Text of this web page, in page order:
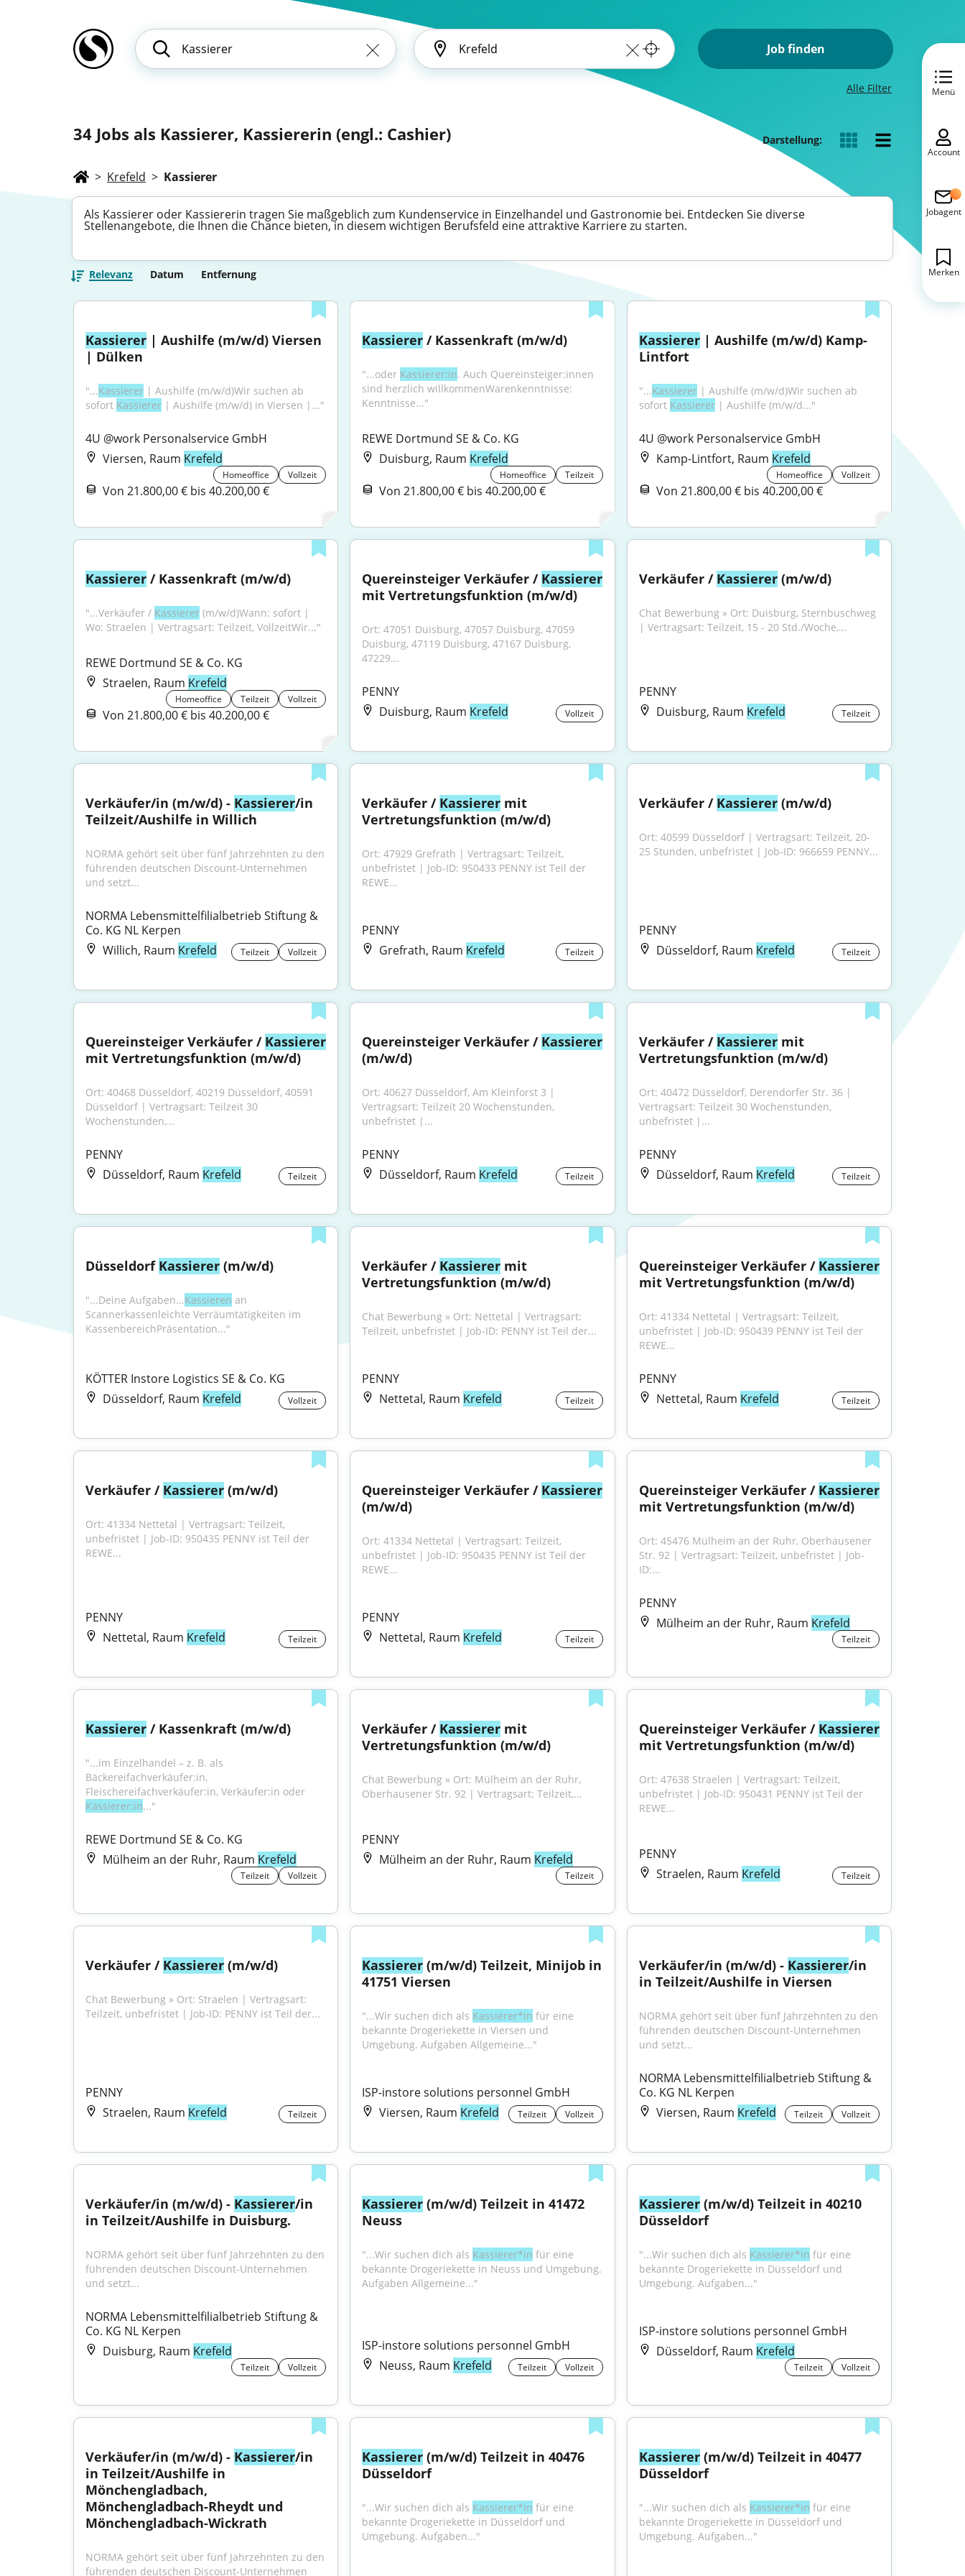
Job finden
Alle Filter
34 Jobs als Kassierer, Kassiererin (engl.: Cashier) Darstellung:
> Krefeld > Kassierer
Als Kassierer oder Kassiererin tragen Sie maßgeblich zum Kundenservice in Einzelhandel und Gastronomie bei. Entdecken Sie diverse
Stellenangebote, die Ihnen die Chance bieten, in diesem wichtigen Berufsfeld eine attraktive Karriere zu starten.
Relevanz Datum Entfernung
Kassierer | Aushilfe (m/w/d) Viersen
| Dülken
"...Kassierer | Aushilfe (m/w/d)Wir suchen ab
sofort Kassierer | Aushilfe (m/w/d) in Viersen |..."
4U @work Personalservice GmbH
Viersen, Raum Krefeld
Homeoffice Vollzeit
Von 21.800,00 € bis 40.200,00 €
Kassierer / Kassenkraft (m/w/d)
"...oder Kassierer:in. Auch Quereinsteiger:innen
sind herzlich willkommenWarenkenntnisse:
Kenntnisse..."
REWE Dortmund SE & Co. KG
Duisburg, Raum Krefeld
Homeoffice Teilzeit
Von 21.800,00 € bis 40.200,00 €
Kassierer | Aushilfe (m/w/d) Kamp-
Lintfort
"...Kassierer | Aushilfe (m/w/d)Wir suchen ab
sofort Kassierer | Aushilfe (m/w/d..."
4U @work Personalservice GmbH
Kamp-Lintfort, Raum Krefeld
Homeoffice Vollzeit
Von 21.800,00 € bis 40.200,00 €
Kassierer / Kassenkraft (m/w/d)
"...Verkäufer / Kassierer (m/w/d)Wann: sofort |
Wo: Straelen | Vertragsart: Teilzeit, VollzeitWir..."
REWE Dortmund SE & Co. KG
Straelen, Raum Krefeld
Homeoffice Teilzeit Vollzeit
Von 21.800,00 € bis 40.200,00 €
Quereinsteiger Verkäufer / Kassierer
mit Vertretungsfunktion (m/w/d)
Ort: 47051 Duisburg, 47057 Duisburg, 47059
Duisburg, 47119 Duisburg, 47167 Duisburg,
47229...
PENNY
Duisburg, Raum Krefeld Vollzeit
Verkäufer / Kassierer (m/w/d)
Chat Bewerbung » Ort: Duisburg, Sternbuschweg
| Vertragsart: Teilzeit, 15 - 20 Std./Woche,...
PENNY
Duisburg, Raum Krefeld Teilzeit
Verkäufer/in (m/w/d) - Kassierer/in
Teilzeit/Aushilfe in Willich
NORMA gehört seit über fünf Jahrzehnten zu den
führenden deutschen Discount-Unternehmen
und setzt...
NORMA Lebensmittelfilialbetrieb Stiftung &
Co. KG NL Kerpen
Willich, Raum Krefeld Teilzeit Vollzeit
Verkäufer / Kassierer mit
Vertretungsfunktion (m/w/d)
Ort: 47929 Grefrath | Vertragsart: Teilzeit,
unbefristet | Job-ID: 950433 PENNY ist Teil der
REWE...
PENNY
Grefrath, Raum Krefeld Teilzeit
Verkäufer / Kassierer (m/w/d)
Ort: 40599 Düsseldorf | Vertragsart: Teilzeit, 20-
25 Stunden, unbefristet | Job-ID: 966659 PENNY...
PENNY
Düsseldorf, Raum Krefeld Teilzeit
Quereinsteiger Verkäufer / Kassierer
mit Vertretungsfunktion (m/w/d)
Ort: 40468 Düsseldorf, 40219 Düsseldorf, 40591
Düsseldorf | Vertragsart: Teilzeit 30
Wochenstunden,...
PENNY
Düsseldorf, Raum Krefeld Teilzeit
Quereinsteiger Verkäufer / Kassierer
(m/w/d)
Ort: 40627 Düsseldorf, Am Kleinforst 3 |
Vertragsart: Teilzeit 20 Wochenstunden,
unbefristet |...
PENNY
Düsseldorf, Raum Krefeld Teilzeit
Verkäufer / Kassierer mit
Vertretungsfunktion (m/w/d)
Ort: 40472 Düsseldorf, Derendorfer Str. 36 |
Vertragsart: Teilzeit 30 Wochenstunden,
unbefristet |...
PENNY
Düsseldorf, Raum Krefeld Teilzeit
Düsseldorf Kassierer (m/w/d)
"...Deine Aufgaben...Kassieren an
Scannerkassenleichte Verräumtätigkeiten im
KassenbereichPräsentation..."
KÖTTER Instore Logistics SE & Co. KG
Düsseldorf, Raum Krefeld Vollzeit
Verkäufer / Kassierer mit
Vertretungsfunktion (m/w/d)
Chat Bewerbung » Ort: Nettetal | Vertragsart:
Teilzeit, unbefristet | Job-ID: PENNY ist Teil der...
PENNY
Nettetal, Raum Krefeld Teilzeit
Quereinsteiger Verkäufer / Kassierer
mit Vertretungsfunktion (m/w/d)
Ort: 41334 Nettetal | Vertragsart: Teilzeit,
unbefristet | Job-ID: 950439 PENNY ist Teil der
REWE...
PENNY
Nettetal, Raum Krefeld Teilzeit
Verkäufer / Kassierer (m/w/d)
Ort: 41334 Nettetal | Vertragsart: Teilzeit,
unbefristet | Job-ID: 950435 PENNY ist Teil der
REWE...
PENNY
Nettetal, Raum Krefeld Teilzeit
Quereinsteiger Verkäufer / Kassierer
(m/w/d)
Ort: 41334 Nettetal | Vertragsart: Teilzeit,
unbefristet | Job-ID: 950435 PENNY ist Teil der
REWE...
PENNY
Nettetal, Raum Krefeld Teilzeit
Quereinsteiger Verkäufer / Kassierer
mit Vertretungsfunktion (m/w/d)
Ort: 45476 Mülheim an der Ruhr, Oberhausener
Str. 92 | Vertragsart: Teilzeit, unbefristet | Job-
ID:...
PENNY
Mülheim an der Ruhr, Raum Krefeld
Teilzeit
Kassierer / Kassenkraft (m/w/d)
"...im Einzelhandel – z. B. als
Bäckereifachverkäufer:in,
Kassierer:in..."
REWE Dortmund SE & Co. KG
Mülheim an der Ruhr, Raum Krefeld
Teilzeit Vollzeit
Verkäufer / Kassierer mit
Vertretungsfunktion (m/w/d)
Chat Bewerbung » Ort: Mülheim an der Ruhr,
Oberhausener Str. 92 | Vertragsart: Teilzeit,...
PENNY
Mülheim an der Ruhr, Raum Krefeld
Teilzeit
Quereinsteiger Verkäufer / Kassierer
mit Vertretungsfunktion (m/w/d)
Ort: 47638 Straelen | Vertragsart: Teilzeit,
unbefristet | Job-ID: 950431 PENNY ist Teil der
REWE...
PENNY
Straelen, Raum Krefeld Teilzeit
Verkäufer / Kassierer (m/w/d)
Chat Bewerbung » Ort: Straelen | Vertragsart:
Teilzeit, unbefristet | Job-ID: PENNY ist Teil der...
PENNY
Straelen, Raum Krefeld Teilzeit
Kassierer (m/w/d) Teilzeit, Minijob in
41751 Viersen
"...Wir suchen dich als Kassierer*in für eine
bekannte Drogeriekette in Viersen und
Umgebung. Aufgaben Allgemeine..."
ISP-instore solutions personnel GmbH
Viersen, Raum Krefeld Teilzeit Vollzeit
Verkäufer/in (m/w/d) - Kassierer/in
in Teilzeit/Aushilfe in Viersen
NORMA gehört seit über fünf Jahrzehnten zu den
führenden deutschen Discount-Unternehmen
und setzt...
NORMA Lebensmittelfilialbetrieb Stiftung &
Co. KG NL Kerpen
Viersen, Raum Krefeld Teilzeit Vollzeit
Verkäufer/in (m/w/d) - Kassierer/in
in Teilzeit/Aushilfe in Duisburg.
NORMA gehört seit über fünf Jahrzehnten zu den
führenden deutschen Discount-Unternehmen
und setzt...
NORMA Lebensmittelfilialbetrieb Stiftung &
Co. KG NL Kerpen
Duisburg, Raum Krefeld
Teilzeit Vollzeit
Kassierer (m/w/d) Teilzeit in 41472
Neuss
"...Wir suchen dich als Kassierer*in für eine
bekannte Drogeriekette in Neuss und Umgebung.
Aufgaben Allgemeine..."
ISP-instore solutions personnel GmbH
Neuss, Raum Krefeld Teilzeit Vollzeit
Kassierer (m/w/d) Teilzeit in 40210
Düsseldorf
"...Wir suchen dich als Kassierer*in für eine
bekannte Drogeriekette in Düsseldorf und
Umgebung. Aufgaben..."
ISP-instore solutions personnel GmbH
Düsseldorf, Raum Krefeld
Teilzeit Vollzeit
Verkäufer/in (m/w/d) - Kassierer/in
in Teilzeit/Aushilfe in
Mönchengladbach,
Mönchengladbach-Rheydt und
Mönchengladbach-Wickrath
NORMA gehört seit über fünf Jahrzehnten zu den
führenden deutschen Discount-Unternehmen
Kassierer (m/w/d) Teilzeit in 40476
Düsseldorf
"...Wir suchen dich als Kassierer*in für eine
bekannte Drogeriekette in Düsseldorf und
Umgebung. Aufgaben..."
Kassierer (m/w/d) Teilzeit in 40477
Düsseldorf
"...Wir suchen dich als Kassierer*in für eine
bekannte Drogeriekette in Düsseldorf und
Umgebung. Aufgaben..."
Menü
Account
Jobagent
Merken